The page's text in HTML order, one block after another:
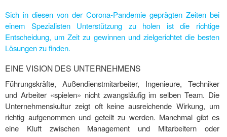
Sich in diesen von der Corona-Pandemie geprägten Zeiten bei
einem Spezialisten Unterstützung zu holen ist die richtige
Entscheidung, um Zeit zu gewinnen und zielgerichtet die besten
Lösungen zu finden.
EINE VISION DES UNTERNEHMENS
Führungskräfte, Außendienstmitarbeiter, Ingenieure, Techniker
und Arbeiter «spielen» nicht zwangsläufig im selben Team. Die
Unternehmenskultur zeigt oft keine ausreichende Wirkung, um
richtig aufgenommen und geteilt zu werden. Manchmal gibt es
eine Kluft zwischen Management und Mitarbeitern oder